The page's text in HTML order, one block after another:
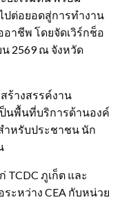
ต่อยอดสู่การทำงาน
าชีพ โดยจัดเวิร์กช็อ
2569 ณ จังหวัด
ร้างสรรค์งาน
นพื้นที่บริการด้านองค์
ำหรับประชาชน นัก
TCDC ภูเก็ต และ
ะหว่าง CEA กับหน่วย